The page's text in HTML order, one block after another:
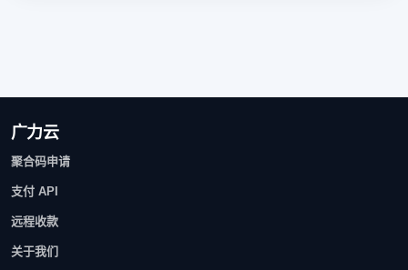
广力云
聚合码申请
支付 API
远程收款
关于我们